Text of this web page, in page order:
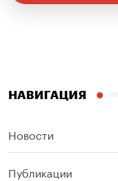
НАВИГАЦИЯ
Новости
Публикации